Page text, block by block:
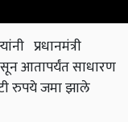
प्रधानमंत्री
आतापर्यंत साधारण
रुपये जमा झाले